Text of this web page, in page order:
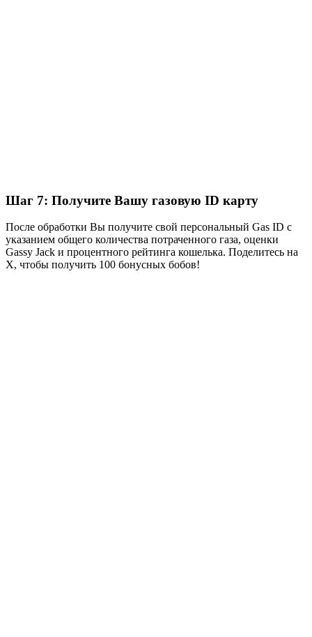
Шаг 7: Получите Вашу газовую ID карту
После обработки Вы получите свой персональный Gas ID с
указанием общего количества потраченного газа, оценки
Gassy Jack и процентного рейтинга кошелька. Поделитесь на
X, чтобы получить 100 бонусных бобов!